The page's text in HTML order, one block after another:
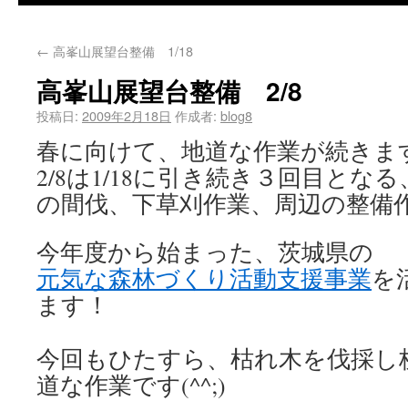
← 高峯山展望台整備 1/18
高峯山展望台整備 2/8
投稿日: 2009年2月18日 作成者: blog8
春に向けて、地道な作業が続きま
2/8は1/18に引き続き３回目とな
の間伐、下草刈作業、周辺の整備
今年度から始まった、茨城県の
元気な森林づくり活動支援事業を
ます！
今回もひたすら、枯れ木を伐採
道な作業です(^^;)